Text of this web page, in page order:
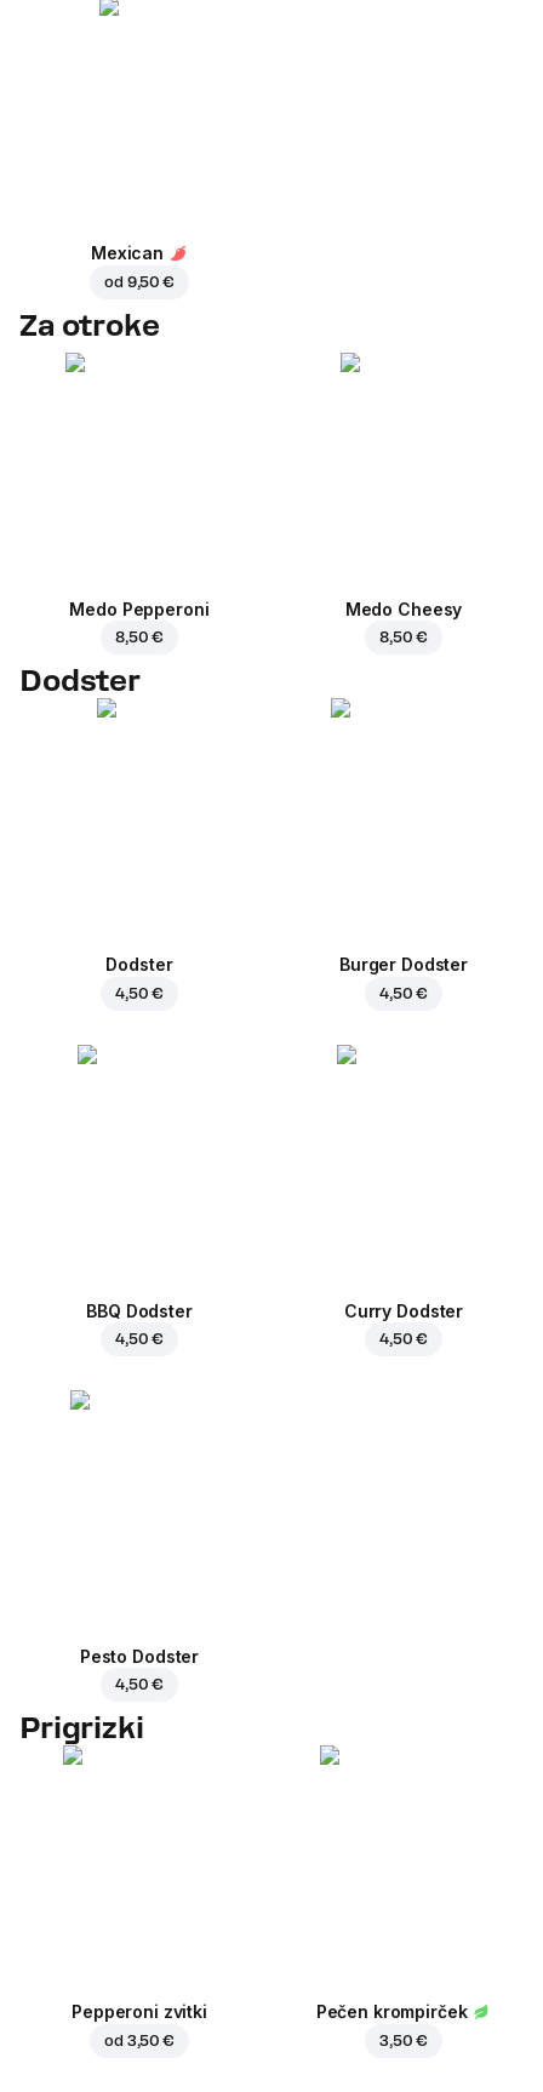
Mexican
od 9,50 €
Za otroke
Medo Pepperoni
8,50 €
Medo Cheesy
8,50 €
Dodster
Dodster
4,50 €
Burger Dodster
4,50 €
BBQ Dodster
4,50 €
Curry Dodster
4,50 €
Pesto Dodster
4,50 €
Prigrizki
Pepperoni zvitki
od 3,50 €
Pečen krompirček
3,50 €